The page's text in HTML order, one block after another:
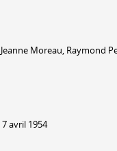
Jeanne Moreau, Raymond
7 avril 1954